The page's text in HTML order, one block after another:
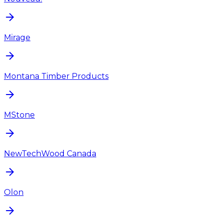
Mirage
Montana Timber Products
MStone
NewTechWood Canada
Olon